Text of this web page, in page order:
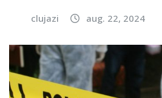
clujazi aug. 22, 2024